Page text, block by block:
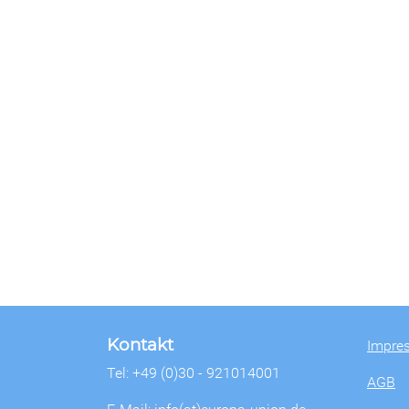
Kontakt
Tel: +49 (0)30 - 921014001
AGB